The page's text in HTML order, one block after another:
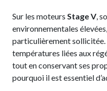
Sur les moteurs Stage V,
environnementales
particulièrement
températures liées aux
tout en conservant ses
pourquoi il est essentiel